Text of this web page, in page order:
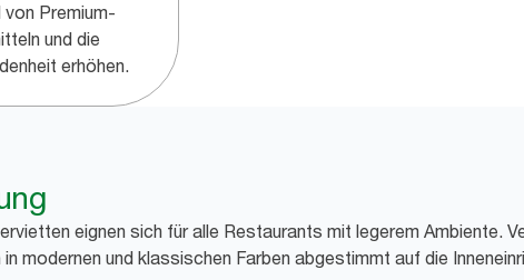
von Premium-
und die
erhöhen.
eignen sich für alle Restaurants mit legerem Ambiente.
modernen und klassischen Farben abgestimmt auf die